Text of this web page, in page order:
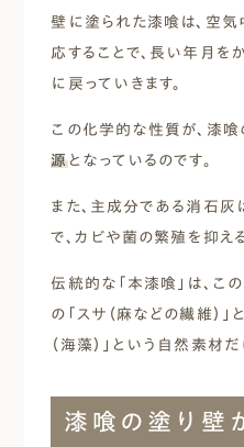
壁に塗られた漆喰は、空気
応することで、長い年月を
に戻っていきます。
この化学的な性質が、漆喰
源となっているのです。
また、主成分である消石
で、カビや菌の繁殖を抑え
伝統的な「本漆喰」は、こ
の「スサ（麻などの繊維）」
（海藻）」という自然素材
漆喰の塗り壁